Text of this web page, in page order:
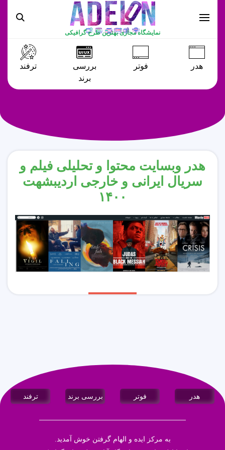
نمایشگاه مجازی بهترین طرح گرافیکی
هدر فوتر
بررسی
برند
ترفند
هدر وبسایت محتوا و تحلیلی فیلم و
سریال ایرانی و خارجی اردیبشهت
۱۴۰۰
هدر فوتر بررسی برند ترفند
به مرکز ایده و الهام گرفتن خوش آمدید.